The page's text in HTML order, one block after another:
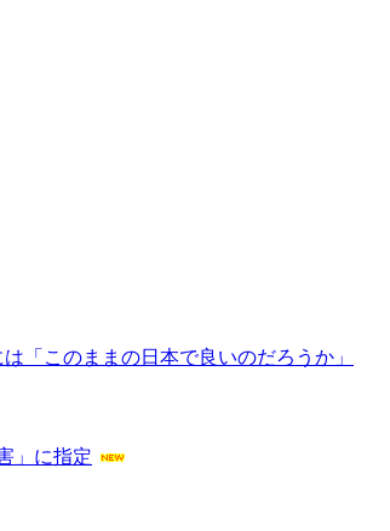
「このままの日本で良いのだろうか」
」に指定